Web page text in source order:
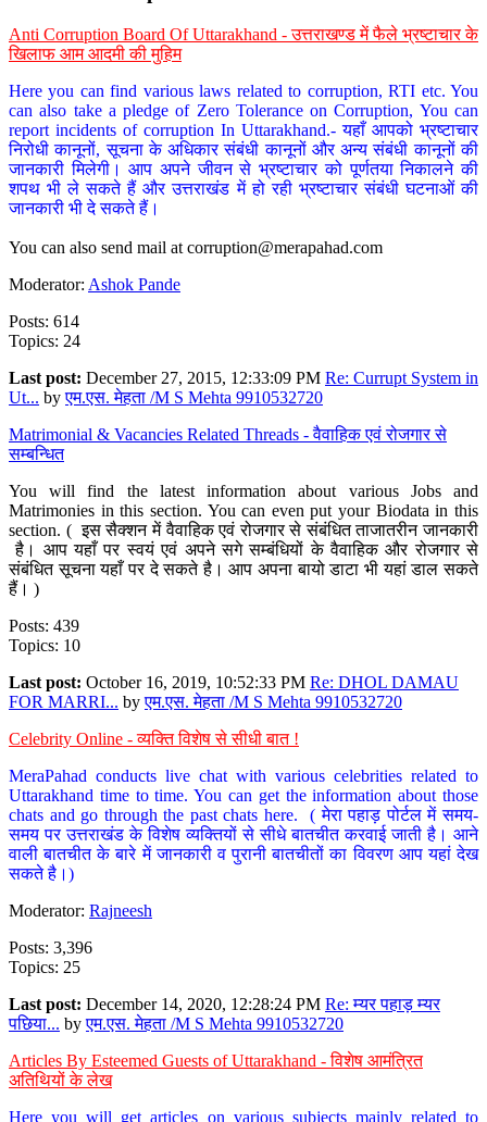
Anti Corruption Board Of Uttarakhand - उत्तराखण्ड में फैले भ्रष्टाचार के
खिलाफ आम आदमी की मुहिम
Here you can find various laws related to corruption, RTI etc. You
can also take a pledge of Zero Tolerance on Corruption, You can
report incidents of corruption In Uttarakhand.- यहाँ आपको भ्रष्टाचार
निरोधी कानूनों, सूचना के अधिकार संबंधी कानूनों और अन्य संबंधी कानूनों की
जानकारी मिलेगी। आप अपने जीवन से भ्रष्टाचार को पूर्णतया निकालने की
शपथ भी ले सकते हैं और उत्तराखंड में हो रही भ्रष्टाचार संबंधी घटनाओं की
जानकारी भी दे सकते हैं।
You can also send mail at corruption@merapahad.com
Moderator: Ashok Pande
Posts: 614
Topics: 24
Last post: December 27, 2015, 12:33:09 PM Re: Currupt System in
Ut... byएम.एस. मेहता /M S Mehta 9910532720
Matrimonial & Vacancies Related Threads - वैवाहिक एवं रोजगार से
सम्बन्धित
You will find the latest information about various Jobs and
Matrimonies in this section. You can even put your Biodata in this
section. ( इस सैक्शन में वैवाहिक एवं रोजगार से संबंधित ताजातरीन जानकारी
है। आप यहाँ पर स्वयं एवं अपने सगे सम्बंधियों के वैवाहिक और रोजगार से
संबंधित सूचना यहाँ पर दे सकते है। आप अपना बायो डाटा भी यहां डाल सकते
हैं। )
Posts: 439
Topics: 10
Last post: October 16, 2019, 10:52:33 PM Re: DHOL DAMAU
FOR MARRI... byएम.एस. मेहता /M S Mehta 9910532720
Celebrity Online - व्यक्ति विशेष से सीधी बात !
MeraPahad conducts live chat with various celebrities related to
Uttarakhand time to time. You can get the information about those
chats and go through the past chats here. ( मेरा पहाड़ पोर्टल में समय-
समय पर उत्तराखंड के विशेष व्यक्तियों से सीधे बातचीत करवाई जाती है। आने
वाली बातचीत के बारे में जानकारी व पुरानी बातचीतों का विवरण आप यहां देख
सकते है।)
Moderator: Rajneesh
Posts: 3,396
Topics: 25
Last post: December 14, 2020, 12:28:24 PM Re: म्यर पहाड़ म्यर
पछिया... byएम.एस. मेहता /M S Mehta 9910532720
Articles By Esteemed Guests of Uttarakhand - विशेष आमंत्रित
अतिथियों के लेख
Here you will get articles on various subjects mainly related to